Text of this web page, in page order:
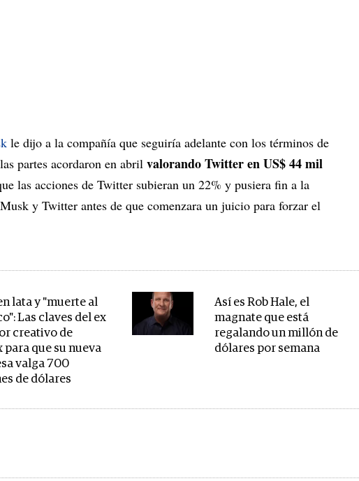
le dijo a la compañía que seguiría adelante con los términos de
partes acordaron en abril valorando Twitter en US$ 44 mil
las acciones de Twitter subieran un 22% y pusiera fin a la
y Twitter antes de que comenzara un juicio para forzar el
lata y "muerte al
Las claves del ex
creativo de
para que su nueva
valga 700
de dólares
Así es Rob Hale, el
magnate que está
regalando un millón de
dólares por semana